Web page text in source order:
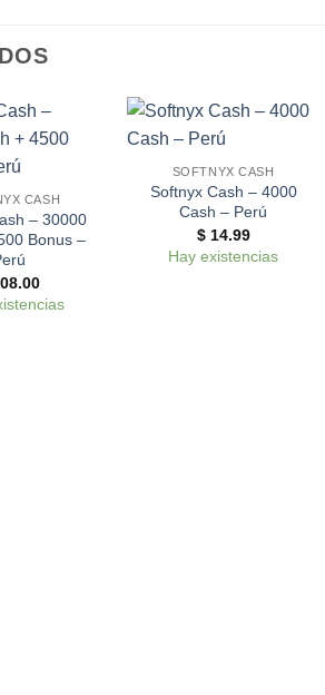
CASH
– 30000
Bonus –
SOFTNYX CASH
Softnyx Cash – 4000
Cash – Perú
$14.99
Hay existencias